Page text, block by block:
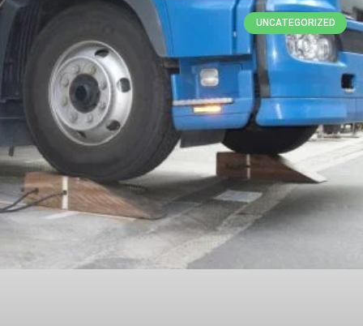
UNCATEGORIZED